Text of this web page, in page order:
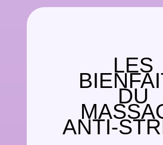
LES
DU
ANTI-